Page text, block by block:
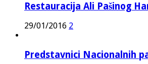
Restauracija Ali Pašinog
29/01/2016 2
Predstavnici Nacionalnih